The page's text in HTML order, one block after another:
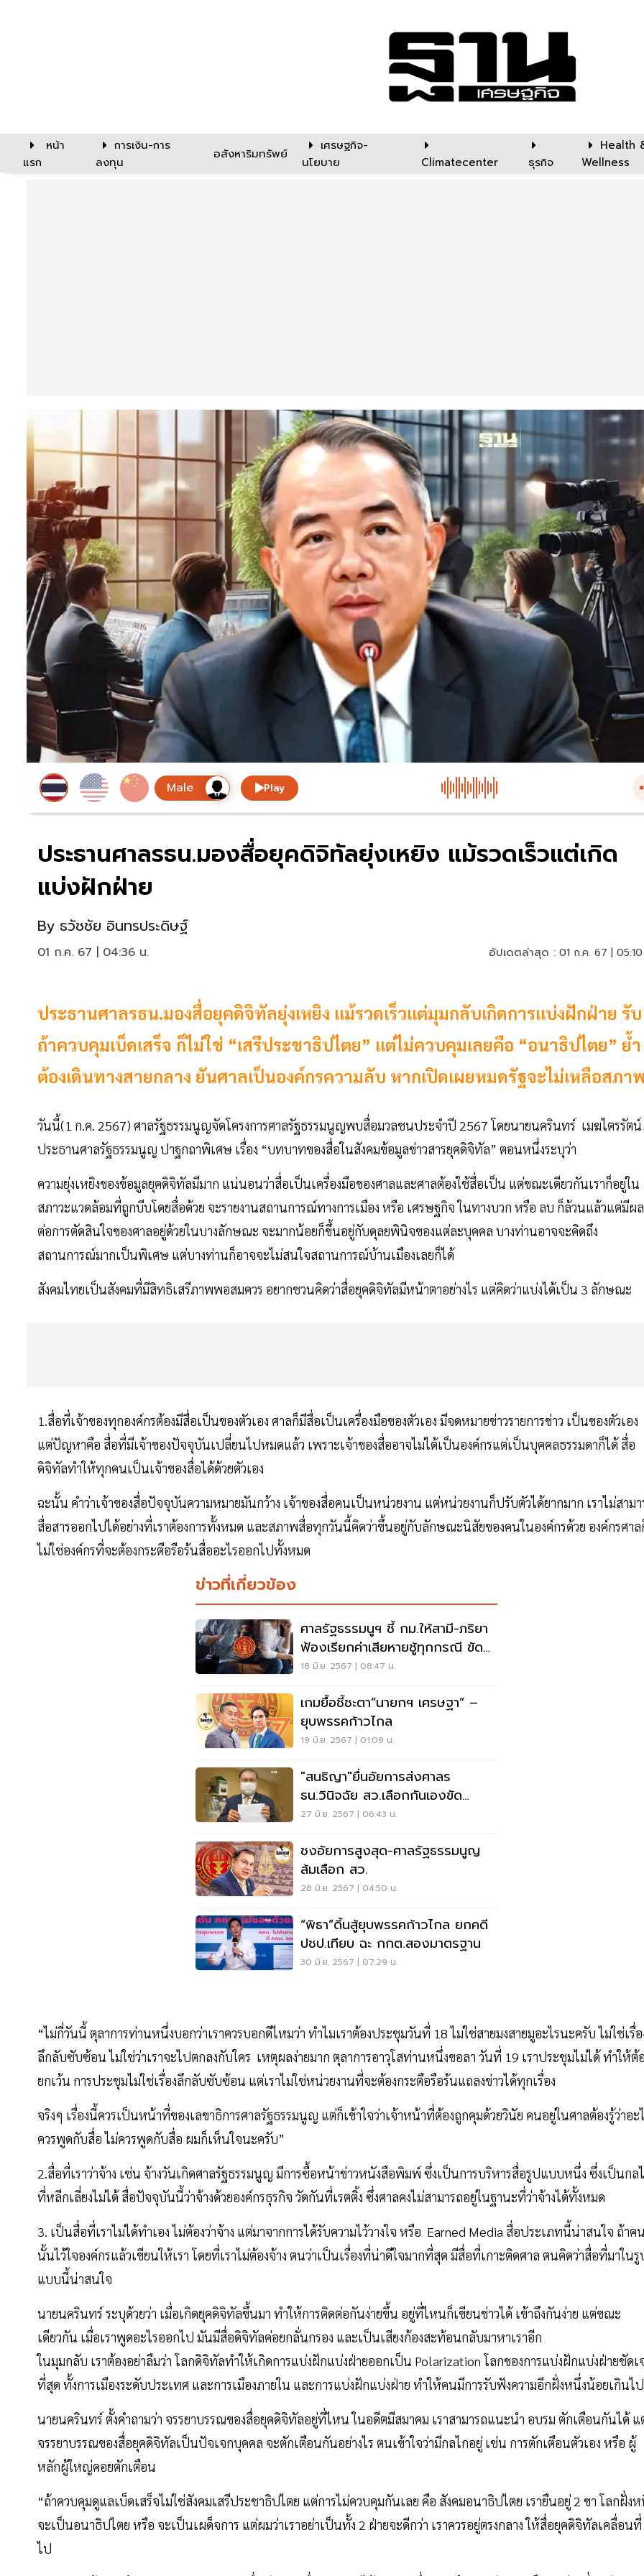
หน้า
แรก
การเงิน-การ
ลงทุน
อสังหาริมทรัพย์
เศรษฐกิจ-
นโยบาย
Climatecenter ธุรกิจ
Health
Wellness
Play
ประธานศาลรธน.มองสื่อยุคดิจิทัลยุ่งเหยิง แม้รวดเร็วแต่เกิด
แบ่งฝักฝ่าย
By ธวัชชัย อินทรประดิษฐ์
01 ก.ค. 67 | 04:36 น. อัปเดตล่าสุด : 01 ก.ค. 67 |
ประธานศาลรธน.มองสื่อยุคดิจิทัลยุ่งเหยิง แม้รวดเร็วแต่มุมกลับเกิดการแบ่งฝักฝ่าย รับ
ถ้าควบคุมเบ็ดเสร็จ ก็ไม่ใช่ “เสรีประชาธิปไตย” แต่ไม่ควบคุมเลยคือ “อนาธิปไตย” ย้ำ
ต้องเดินทางสายกลาง ยันศาลเป็นองค์กรความลับ หากเปิดเผยหมดรัฐจะไม่เหลือสภา
วันนี้(1 ก.ค. 2567) ศาลรัฐธรรมนูญจัดโครงการศาลรัฐธรรมนูญพบสื่อมวลชนประจำปี 2567 โดยนายนครินทร์ เมฆไตรรัตน์
ประธานศาลรัฐธรรมนูญ ปาฐกถาพิเศษ เรื่อง “บทบาทของสื่อในสังคมข้อมูลข่าวสารยุคดิจิทัล” ตอนหนึ่งระบุว่า
ความยุ่งเหยิงของข้อมูลยุคดิจิทัลมีมาก แน่นอนว่าสื่อเป็นเครื่องมือของศาลและศาลต้องใช้สื่อเป็น แต่ขณะเดียวกันเราก็อยู่ใน
สภาวะแวดล้อมที่ถูกบีบโดยสื่อด้วย จะรายงานสถานการณ์ทางการเมือง หรือ เศรษฐกิจ ในทางบวก หรือ ลบ ก็ล้วนแล้วแต่มีผล
ต่อการตัดสินใจของศาลอยู่ด้วยในบางลักษณะ จะมากน้อยก็ขึ้นอยู่กับดุลยพินิจของแต่ละบุคคล บางท่านอาจจะคิดถึง
สถานการณ์มากเป็นพิเศษ แต่บางท่านก็อาจจะไม่สนใจสถานการณ์บ้านเมืองเลยก็ได้
สังคมไทยเป็นสังคมที่มีสิทธิเสรีภาพพอสมควร อยากชวนคิดว่าสื่อยุคดิจิทัลมีหน้าตาอย่างไร แต่คิดว่าแบ่งได้เป็น 3 ลักษณะ
1.สื่อที่เจ้าของทุกองค์กรต้องมีสื่อเป็นของตัวเอง ศาลก็มีสื่อเป็นเครื่องมือของตัวเอง มีจดหมายข่าวรายการข่าว เป็นของตัวเอง
แต่ปัญหาคือ สื่อที่มีเจ้าของปัจจุบันเปลี่ยนไปหมดแล้ว เพราะเจ้าของสื่ออาจไม่ได้เป็นองค์กรแต่เป็นบุคคลธรรมดาก็ได้ สื่อ
ดิจิทัลทำให้ทุกคนเป็นเจ้าของสื่อได้ด้วยตัวเอง
ฉะนั้น คำว่าเจ้าของสื่อปัจจุบันความหมายมันกว้าง เจ้าของสื่อคนเป็นหน่วยงาน แต่หน่วยงานก็ปรับตัวได้ยากมาก เราไม่สาม
สื่อสารออกไปได้อย่างที่เราต้องการทั้งหมด และสภาพสื่อทุกวันนี้คิดว่าขึ้นอยู่กับลักษณะนิสัยของคนในองค์กรด้วย องค์กรศา
ไม่ใช่องค์กรที่จะต้องกระตือรือร้นสื่ออะไรออกไปทั้งหมด
ข่าวที่เกี่ยวข้อง
ศาลรัฐธรรมนูฯ ชี้ กม.ให้สามี-ภริยา
ฟ้องเรียกค่าเสียหายชู้ทุกกรณี ขัดร
ธน.
18 มิ.ย. 2567 | 08:47 น.
เกมยื้อชี้ชะตา“นายกฯ เศรษฐา” –
ยุบพรรคก้าวไกล
19 มิ.ย. 2567 | 01:09 น.
"สนธิญา"ยื่นอัยการส่งศาลร
ธน.วินิจฉัย สว.เลือกกันเองขัด
รัฐธรรมนูญ-โมฆะ
27 มิ.ย. 2567 | 06:43 น.
ชงอัยการสูงสุด-ศาลรัฐธรรมนูญ
ล้มเลือก สว.
28 มิ.ย. 2567 | 04:50 น.
“พิธา”ดิ้นสู้ยุบพรรคก้าวไกล ยกคดี
ปชป.เทียบ ฉะ กกต.สองมาตรฐาน
30 มิ.ย. 2567 | 07:29 น.
“ไม่กี่วันนี้ ตุลาการท่านหนึ่งบอกว่าเราควรบอกดีไหมว่า ทำไมเราต้องประชุมวันที่ 18 ไม่ใช่สายมงสายมูอะไรนะครับ ไม่ใช่เรื่อ
ลึกลับซับซ้อน ไม่ใช่ว่าเราจะไปตกลงกับใคร เหตุผลง่ายมาก ตุลาการอาวุโสท่านหนึ่งขอลา วันที่ 19 เราประชุมไม่ได้ ทำให้ต้
ยกเว้น การประชุมไม่ใช่เรื่องลึกลับซับซ้อน แต่เราไม่ใช่หน่วยงานที่จะต้องกระตือรือร้นแถลงข่าวได้ทุกเรื่อง
จริงๆ เรื่องนี้ควรเป็นหน้าที่ของเลขาธิการศาลรัฐธรรมนูญ แต่ก็เข้าใจว่าเจ้าหน้าที่ต้องถูกคุมด้วยวินัย คนอยู่ในศาลต้องรู้ว่าอะ
ควรพูดกับสื่อ ไม่ควรพูดกับสื่อ ผมก็เห็นใจนะครับ”
2.สื่อที่เราว่าจ้าง เช่น จ้างวันเกิดศาลรัฐธรรมนูญ มีการซื้อหน้าข่าวหนังสือพิมพ์ ซึ่งเป็นการบริหารสื่อรูปแบบหนึ่ง ซึ่งเป็นกล
ที่หลีกเลี่ยงไม่ได้ สื่อปัจจุบันนี้ว่าจ้างด้วยองค์กรธุรกิจ วัดกันที่เรตติ้ง ซึ่งศาลคงไม่สามารถอยู่ในฐานะที่ว่าจ้างได้ทั้งหมด
3. เป็นสื่อที่เราไม่ได้ทำเอง ไม่ต้องว่าจ้าง แต่มาจากการได้รับความไว้วางใจ หรือ Earned Media สื่อประเภทนี้น่าสนใจ ถ้าค
นั้นไว้ใจองค์กรแล้วเขียนให้เรา โดยที่เราไม่ต้องจ้าง ตนว่าเป็นเรื่องที่น่าดีใจมากที่สุด มีสื่อที่เกาะติดศาล ตนคิดว่าสื่อที่มาใน
แบบนี้น่าสนใจ
นายนครินทร์ ระบุด้วยว่า เมื่อเกิดยุคดิจิทัลขึ้นมา ทำให้การติดต่อกันง่ายขึ้น อยู่ที่ไหนก็เขียนข่าวได้ เข้าถึงกันง่าย แต่ขณะ
เดียวกัน เมื่อเราพูดอะไรออกไป มันมีสื่อดิจิทัลค่อยกลั่นกรอง และเป็นเสียงก้องสะท้อนกลับมาหาเราอีก
ในมุมกลับ เราต้องอย่าลืมว่า โลกดิจิทัลทำให้เกิดการแบ่งฝักแบ่งฝ่ายออกเป็น Polarization โลกของการแบ่งฝักแบ่งฝ่ายชัด
ที่สุด ทั้งการเมืองระดับประเทศ และการเมืองภายใน และการแบ่งฝักแบ่งฝ่าย ทำให้คนมีการรับฟังความอีกฝั่งหนึ่งน้อยเกินไป
นายนครินทร์ ตั้งคำถามว่า จรรยาบรรณของสื่อยุคดิจิทัลอยู่ที่ไหน ในอดีตมีสมาคม เราสามารถแนะนำ อบรม ตักเตือนกันได้ แ
จรรยาบรรณของสื่อยุคดิจิทัลเป็นปัจเจกบุคคล จะตักเตือนกันอย่างไร ตนเข้าใจว่ามีกลไกอยู่ เช่น การตักเตือนตัวเอง หรือ ผู้
หลักผู้ใหญ่คอยตักเตือน
“ถ้าควบคุมดูแลเบ็ดเสร็จไม่ใช่สังคมเสรีประชาธิปไตย แต่การไม่ควบคุมกันเลย คือ สังคมอนาธิปไตย เรายืนอยู่ 2 ขา โลกฝั่ง
จะเป็นอนาธิปไตย หรือ จะเป็นเผด็จการ แต่ผมว่าเราอย่าเป็นทั้ง 2 ฝ่ายจะดีกว่า เราควรอยู่ตรงกลาง ให้สื่อยุคดิจิทัลเคลื่อนที่
ไป